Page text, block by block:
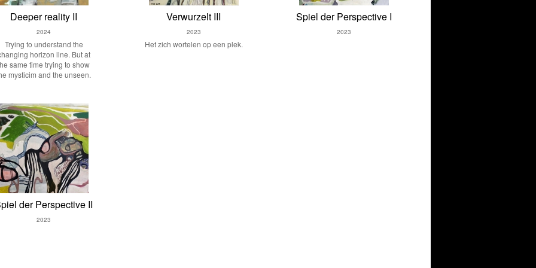
Deeper reality II
2024
Trying to understand the
horizon line. But at
same time trying to show
mysticim and the unseen.
Verwurzelt III
2023
Het zich wortelen op een plek.
Spiel der Perspective I
2023
der Perspective II
2023